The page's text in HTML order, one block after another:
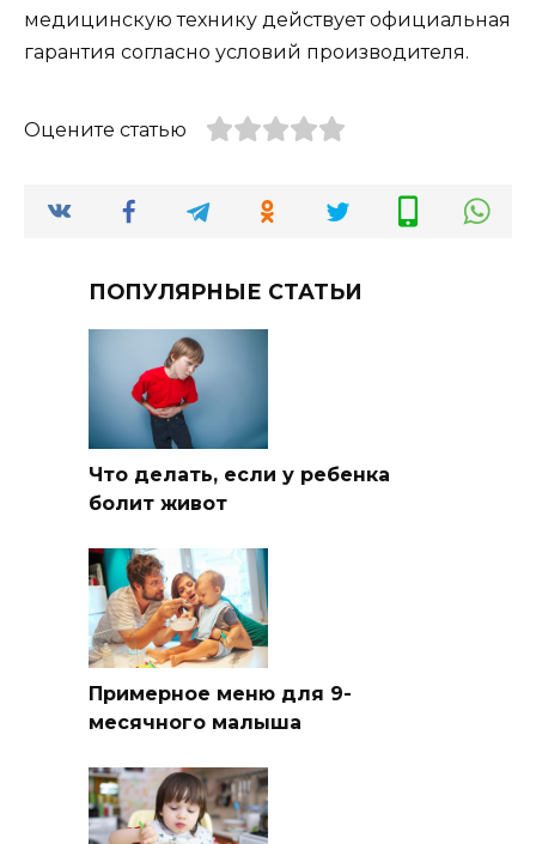
медицинскую технику действует официальная
гарантия согласно условий производителя.
Оцените статью
ПОПУЛЯРНЫЕ СТАТЬИ
Что делать, если у ребенка
болит живот
Примерное меню для 9-
месячного малыша